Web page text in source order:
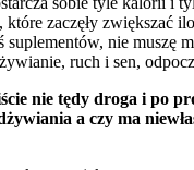
zaczęły zwiększać
nie muszę
ruch i sen,
nie tędy droga i po
a czy ma